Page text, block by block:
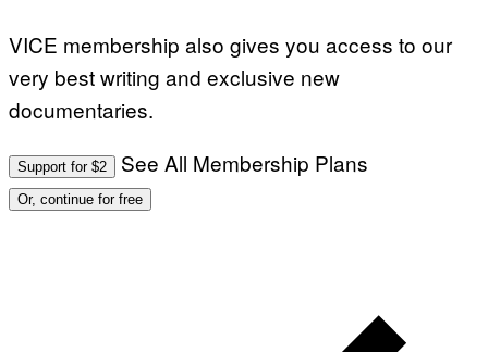
VICE membership also gives you access to our
very best writing and exclusive new
documentaries.
Support for $2 See All Membership Plans
Or, continue for free